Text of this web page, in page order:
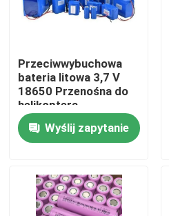
Dom
Filmy
Przeciwwybuchowa
bateria litowa 3,7 V
18650 Przenośna do
helikoptera
Wyślij zapytanie